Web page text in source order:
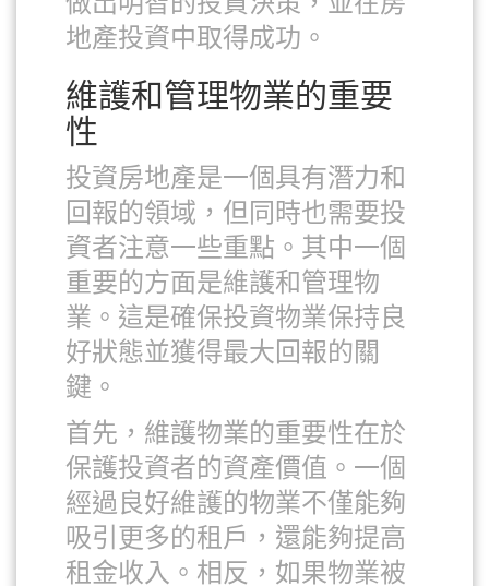
地產投資中取得成功。
維護和管理物業的重要
性
投資房地產是一個具有潛力和
回報的領域，但同時也需要投
資者注意一些重點。其中一個
重要的方面是維護和管理物
業。這是確保投資物業保持良
好狀態並獲得最大回報的關
鍵。
首先，維護物業的重要性在於
保護投資者的資產價值。一個
經過良好維護的物業不僅能夠
吸引更多的租戶，還能夠提高
租金收入。相反，如果物業被